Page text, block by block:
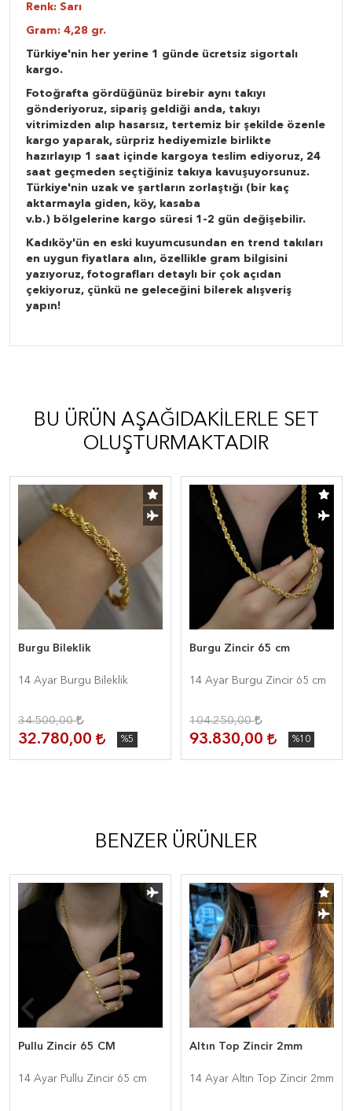
Renk: Sarı
Gram: 4,28 gr.
Türkiye'nin her yerine 1 günde ücretsiz sigortalı
kargo.
Fotoğrafta gördüğünüz birebir aynı takıyı
gönderiyoruz, sipariş geldiği anda, takıyı
vitrimizden alıp hasarsız, tertemiz bir şekilde özenle
kargo yaparak, sürpriz hediyemizle birlikte
hazırlayıp 1 saat içinde kargoya teslim ediyoruz, 24
saat geçmeden seçtiğiniz takıya kavuşuyorsunuz.
Türkiye'nin uzak ve şartların zorlaştığı (bir kaç
aktarmayla giden, köy, kasaba
v.b.) bölgelerine kargo süresi 1-2 gün değişebilir.
Kadıköy'ün en eski kuyumcusundan en trend takıları
en uygun fiyatlara alın, özellikle gram bilgisini
yazıyoruz, fotografları detaylı bir çok açıdan
çekiyoruz, çünkü ne geleceğini bilerek alışveriş
yapın!
BU ÜRÜN AŞAĞIDAKILERLE SET
OLUŞTURMAKTADIR
Burgu Bileklik
14 Ayar Burgu Bileklik
34.500,00
32.780,00 %5
Burgu Zincir 65 cm
14 Ayar Burgu Zincir 65 cm
104.250,00
93.830,00 %10
BENZER ÜRÜNLER
Pullu Zincir 65 CM
14 Ayar Pullu Zincir 65 cm
Altın Top Zincir 2mm
14 Ayar Altın Top Zincir 2mm